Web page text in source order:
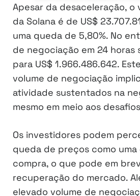
Apesar da desaceleração, o
da Solana é de US$
uma queda de 5,80%. No
de negociação em 24 horas
para US$ 1.966.486.642.
volume de negociação
atividade sustentados na
mesmo em meio aos
Os investidores podem
queda de preços como
compra, o que pode em
recuperação do mercado.
elevado volume de